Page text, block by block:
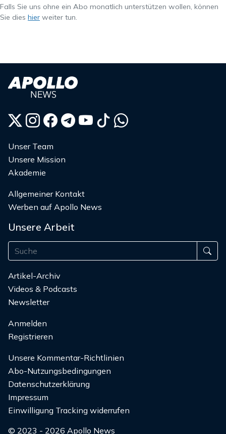
Falls Sie uns ohne ein Abo monatlich unterstützen wollen, können
Sie dies hier weiter tun.
Unser Team
Unsere Mission
Akademie
Allgemeiner Kontakt
Werben auf Apollo News
Unsere Arbeit
Artikel-Archiv
Videos & Podcasts
Newsletter
Anmelden
Registrieren
Unsere Kommentar-Richtlinien
Abo-Nutzungsbedingungen
Datenschutzerklärung
Impressum
Einwilligung Tracking widerrufen
© 2023 - 2026 Apollo News